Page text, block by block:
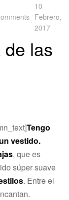
10
Febrero,
2017
las
Tengo
vestido.
, que es
súper suave
. Entre el